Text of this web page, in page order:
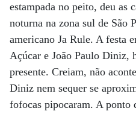
estampada no peito, deu as
noturna na zona sul de São
americano Ja Rule. A festa
Açúcar e João Paulo Diniz,
presente. Creiam, não
Diniz nem sequer se
fofocas pipocaram. A ponto